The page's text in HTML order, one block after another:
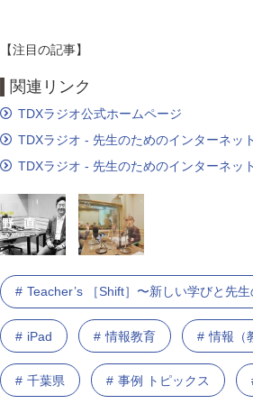
【注目の記事】
関連リンク
TDXラジオ公式ホームページ
TDXラジオ - 先生のためのインターネッ
TDXラジオ - 先生のためのインターネッ
Teacher’s ［Shift］〜新しい学びと先
iPad 情報教育 情報（
千葉県 事例 トピックス